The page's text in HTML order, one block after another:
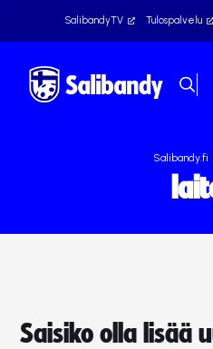
SalibandyTV Tulospalvelu
Salibandy.fi
Saisiko olla lisää